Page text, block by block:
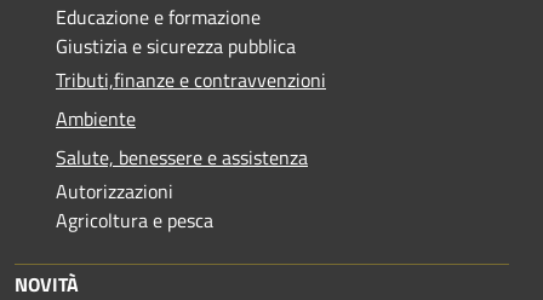
Educazione e formazione
Giustizia e sicurezza pubblica
Tributi,finanze e contravvenzioni
Ambiente
Salute, benessere e assistenza
Autorizzazioni
Agricoltura e pesca
NOVITÀ